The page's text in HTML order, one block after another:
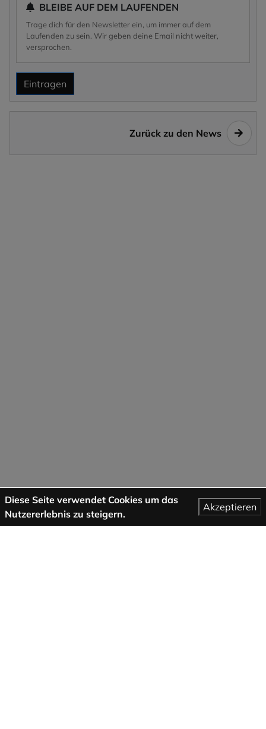
BLEIBE AUF DEM LAUFENDEN
Trage dich für den Newsletter ein, um immer auf dem
Laufenden zu sein. Wir geben deine Email nicht weiter,
versprochen.
Eintragen
Zurück zu den News
Diese Seite verwendet Cookies um das
Nutzererlebnis zu steigern.
Akzeptieren